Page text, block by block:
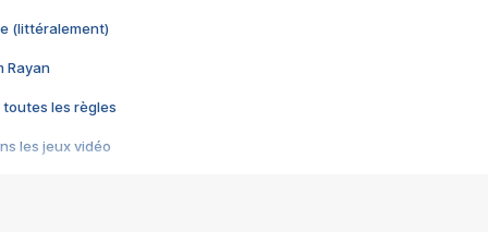
(littéralement)
Rayan
toutes les règles
les jeux vidéo